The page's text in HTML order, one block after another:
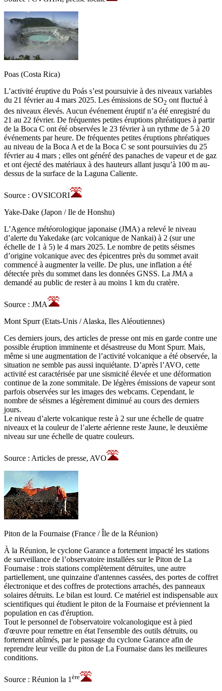
Poas (Costa Rica)
L’activité éruptive du Poás s’est poursuivie à des niveaux variables
du 21 février au 4 mars 2025. Les émissions de SO2 ont fluctué à
des niveaux élevés. Aucun événement éruptif n’a été enregistré du
21 au 22 février. De fréquentes petites éruptions phréatiques à partir
de la Boca C ont été observées le 23 février à un rythme de 5 à 20
événements par heure. De fréquentes petites éruptions phréatiques
au niveau de la Boca A et de la Boca C se sont poursuivies du 25
février au 4 mars ; elles ont généré des panaches de vapeur et de gaz
et ont éjecté des matériaux à des hauteurs allant jusqu’à 100 m au-
dessus de la surface de la Laguna Caliente.
Source : OVSICORI
Yake-Dake (Japon / Ile de Honshu)
L’Agence météorologique japonaise (JMA) a relevé le niveau
d’alerte du Yakedake (arc volcanique de Nankai) à 2 (sur une
échelle de 1 à 5) le 4 mars 2025. Le nombre de petits séismes
d’origine volcanique avec des épicentres près du sommet avait
commencé à augmenter la veille. De plus, une inflation a été
détectée près du sommet dans les données GNSS. La JMA a
demandé au public de rester à au moins 1 km du cratère.
Source : JMA
Mont Spurr (Etats-Unis / Alaska, Iles Aléoutiennes)
Ces derniers jours, des articles de presse ont mis en garde contre une
possible éruption imminente et désastreuse du Mont Spurr. Mais,
même si une augmentation de l’activité volcanique a été observée, la
situation ne semble pas aussi inquiétante. D’après l’AVO, cette
activité est caractérisée par une sismicité élevée et une déformation
continue de la zone sommitale. De légères émissions de vapeur sont
parfois observées sur les images des webcams. Cependant, le
nombre de séismes a légèrement diminué au cours des derniers
jours.
Le niveau d’alerte volcanique reste à 2 sur une échelle de quatre
niveaux et la couleur de l’alerte aérienne reste Jaune, le deuxième
niveau sur une échelle de quatre couleurs.
Source : Articles de presse, AVO
Piton de la Fournaise (France / Île de la Réunion)
À la Réunion, le cyclone Garance a fortement impacté les stations
de surveillance de l’observatoire installées sur le Piton de La
Fournaise : trois stations complètement détruites, une autre
partiellement, une quinzaine d'antennes cassées, des portes de coffret
électronique et des coffres de protections arrachés, des panneaux
solaires détruits. Le bilan est lourd. Ce matériel est indispensable aux
scientifiques qui étudient le piton de la Fournaise et préviennent la
population en cas d'éruption.
Tout le personnel de l'observatoire volcanologique est à pied
d'œuvre pour remettre en état l'ensemble des outils détruits, ou
fortement abîmés, par le passage du cyclone Garance afin de
reprendre leur veille du piton de La Fournaise dans les meilleures
conditions.
Source : Réunion la 1 ère